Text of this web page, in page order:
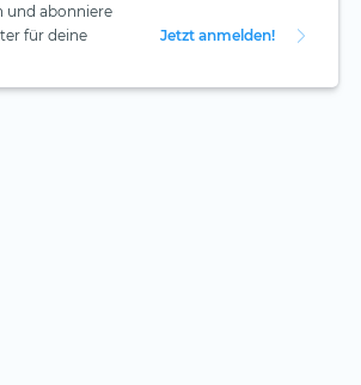
und abonniere
für deine
Jetzt anmelden!